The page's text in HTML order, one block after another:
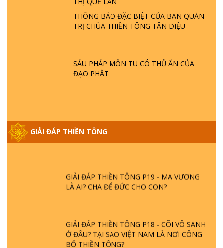
THÔNG BÁO ĐẶC BIỆT CỦA BAN QUẢN
TRỊ CHÙA THIỀN TÔNG TÂN DIỆU
SÁU PHÁP MÔN TU CÓ THỦ ẤN CỦA
ĐẠO PHẬT
GIẢI ĐÁP THIỀN TÔNG
- HỎA HOẠN | TTTD
GIẢI ĐÁP THIỀN TÔNG ĐẶC BIỆT P21 - TẠI
GIẢI ĐÁP VỀ LỄ TIỄN THIỀN TÔNG SƯ
GIẢI ĐÁP THIỀN TÔNG ĐẶC BIỆT PHẦN 20
- BÁC NGUYỄN NHÂN LÀ AI? PHIỀN NÃO
DO ĐÂU MÀ CÓ?
GIẢI ĐÁP THIỀN TÔNG P19 - MA VƯƠNG
LÀ AI? CHA ĐỂ ĐỨC CHO CON?
GIẢI ĐÁP THIỀN TÔNG P18 - CÕI VÔ SANH
Ở ĐÂU? TẠI SAO VIỆT NAM LÀ NƠI CÔNG
BỐ THIỀN TÔNG?